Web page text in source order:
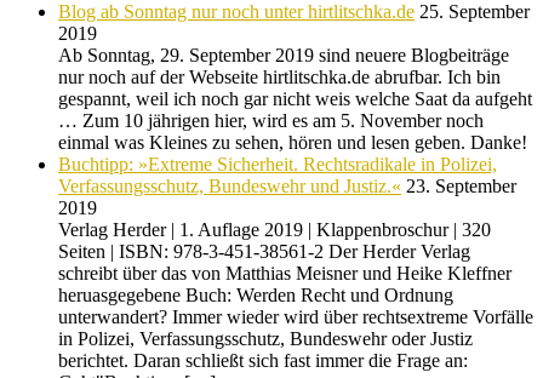
Blog ab Sonntag nur noch unter hirtlitschka.de 25. September
2019
Ab Sonntag, 29. September 2019 sind neuere Blogbeiträge
nur noch auf der Webseite hirtlitschka.de abrufbar. Ich bin
gespannt, weil ich noch gar nicht weis welche Saat da aufgeht
… Zum 10 jährigen hier, wird es am 5. November noch
einmal was Kleines zu sehen, hören und lesen geben. Danke!
Buchtipp: »Extreme Sicherheit. Rechtsradikale in Polizei,
Verfassungsschutz, Bundeswehr und Justiz.« 23. September
2019
Verlag Herder | 1. Auflage 2019 | Klappenbroschur | 320
Seiten | ISBN: 978-3-451-38561-2 Der Herder Verlag
schreibt über das von Matthias Meisner und Heike Kleffner
heruasgegebene Buch: Werden Recht und Ordnung
unterwandert? Immer wieder wird über rechtsextreme Vorfälle
in Polizei, Verfassungsschutz, Bundeswehr oder Justiz
berichtet. Daran schließt sich fast immer die Frage an: